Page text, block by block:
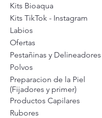
Kits Bioaqua
Kits TikTok - Instagram
Labios
Ofertas
Pestañinas y Delineadores
Polvos
Preparacion de la Piel
(Fijadores y primer)
Productos Capilares
Rubores